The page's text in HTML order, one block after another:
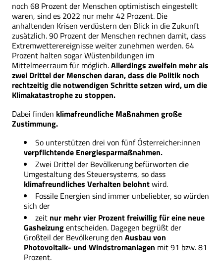
noch 68 Prozent der Menschen optimistisch eingestellt
waren, sind es 2022 nur mehr 42 Prozent. Die
anhaltenden Krisen verdüstern den Blick in die Zukunft
zusätzlich. 90 Prozent der Menschen rechnen damit, dass
Extremwetterereignisse weiter zunehmen werden. 64
Prozent halten sogar Wüstenbildungen im
Mittelmeerraum für möglich.Allerdings zweifeln mehr als
zwei Drittel der Menschen daran, dass die Politik noch
rechtzeitig die notwendigen Schritte setzen wird, um die
Klimakatastrophe zu stoppen.
Dabei finden klimafreundliche Maßnahmen große
Zustimmung.
So unterstützen drei von fünf Österreicher:innen
verpflichtende Energiesparmaßnahmen.
Zwei Drittel der Bevölkerung befürworten die
Umgestaltung des Steuersystems, so dass
klimafreundliches Verhalten belohntwird.
Fossile Energien sind immer unbeliebter, so würden
sich der
zeit nur mehr vier Prozent freiwillig für eine neue
Gasheizungentscheiden. Dagegen begrüßt der
Großteil der Bevölkerung den Ausbau von
Photovoltaik- und Windstromanlagen mit 91 bzw. 81
Prozent.